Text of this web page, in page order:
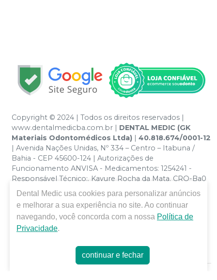
Copyright © 2024 | Todos os direitos reservados |
www.dentalmedicba.com.br | DENTAL MEDIC (GK
Materiais Odontomédicos Ltda) | 40.818.674/0001-12
| Avenida Nações Unidas, Nº 334 – Centro – Itabuna /
Bahia - CEP 45600-124 | Autorizações de
Funcionamento ANVISA - Medicamentos: 1254241 -
Responsável Técnico:. Kayure Rocha da Mata. CRO-Ba0
nº 13379 | Política de Privacidade e Segurança - Fotos
meramente ilustrativas - Os preços e condições da loja
virtual estão sujeitos a alterações. Em caso de
divergência de preços no site, o valor válido é o do
Carrinho de Compra. Não vendemos por atacado por
de grandes volumes pelo site.
Dental Medic usa cookies para personalizar anúncios
e melhorar a sua experiência no site. Ao continuar
navegando, você concorda com a nossa Política de
Privacidade.
continuar e fechar